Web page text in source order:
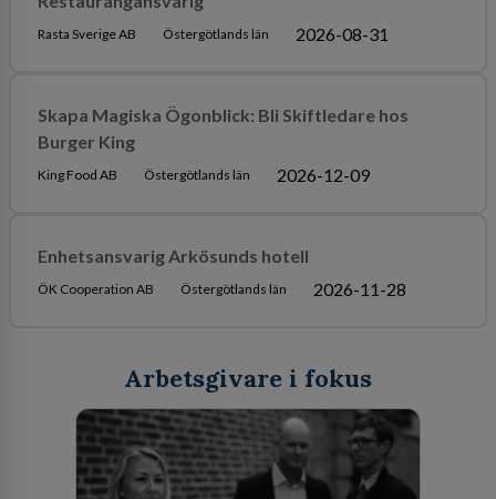
Rasta Sverige AB Östergötlands län 2026-08-31
Skapa Magiska Ögonblick: Bli Skiftledare hos
Burger King
King Food AB Östergötlands län 2026-12-09
Enhetsansvarig Arkösunds hotell
ÖK Cooperation AB Östergötlands län 2026-11-28
Arbetsgivare i fokus